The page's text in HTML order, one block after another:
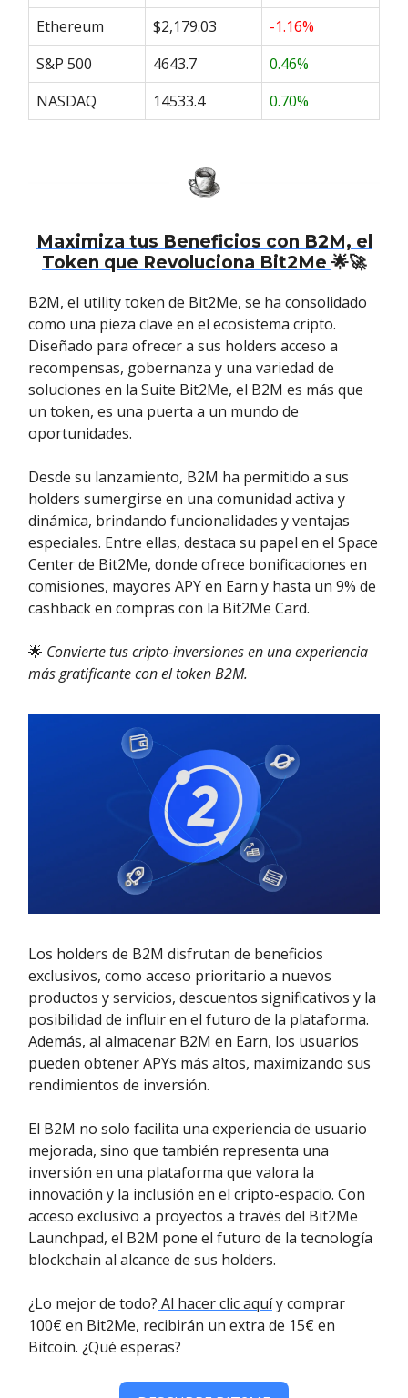
Ethereum
$2,179.03
-1.16%
S&P 500
4643.7
0.46%
NASDAQ
14533.4 0.70%
Maximiza tus Beneficios con B2M, el
Token que Revoluciona Bit2Me 🌟🚀
B2M, el utility token de Bit2Me, se ha consolidado
como una pieza clave en el ecosistema cripto.
Diseñado para ofrecer a sus holders acceso a
recompensas, gobernanza y una variedad de
soluciones en la Suite Bit2Me, el B2M es más que
un token, es una puerta a un mundo de
oportunidades.
Desde su lanzamiento, B2M ha permitido a sus
holders sumergirse en una comunidad activa y
dinámica, brindando funcionalidades y ventajas
especiales. Entre ellas, destaca su papel en el Space
Center de Bit2Me, donde ofrece bonificaciones en
comisiones, mayores APY en Earn y hasta un 9% de
cashback en compras con la Bit2Me Card.
🌟 Convierte tus cripto-inversiones en una experiencia
más gratificante con el token B2M.
Los holders de B2M disfrutan de beneficios
exclusivos, como acceso prioritario a nuevos
productos y servicios, descuentos significativos y la
posibilidad de influir en el futuro de la plataforma.
Además, al almacenar B2M en Earn, los usuarios
pueden obtener APYs más altos, maximizando sus
rendimientos de inversión.
El B2M no solo facilita una experiencia de usuario
mejorada, sino que también representa una
inversión en una plataforma que valora la
innovación y la inclusión en el cripto-espacio. Con
acceso exclusivo a proyectos a través del Bit2Me
Launchpad, el B2M pone el futuro de la tecnología
blockchain al alcance de sus holders.
¿Lo mejor de todo? Al hacer clic aquíy comprar
100€ en Bit2Me, recibirán un extra de 15€ en
Bitcoin. ¿Qué esperas?